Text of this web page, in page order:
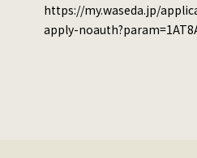
https://my.waseda.jp/
apply-